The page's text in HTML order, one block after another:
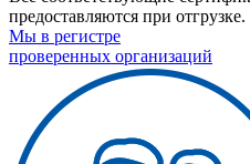
предоставляются при отгрузке.
Мы в регистре
проверенных организаций